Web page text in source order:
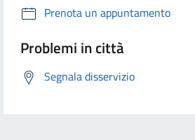
Prenota un appuntamento
Problemi in città
Segnala disservizio